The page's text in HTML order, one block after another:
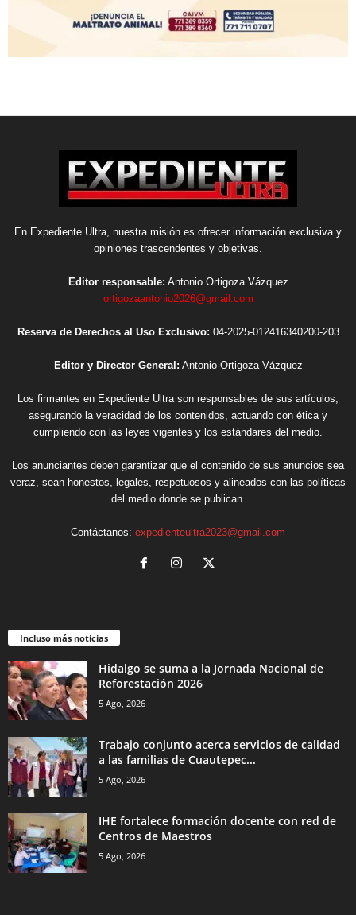
En Expediente Ultra, nuestra misión es ofrecer información exclusiva y
opiniones trascendentes y objetivas.
Editor responsable: Antonio Ortigoza Vázquez
ortigozaantonio2026@gmail.com
Reserva de Derechos al Uso Exclusivo: 04-2025-012416340200-203
Editor y Director General: Antonio Ortigoza Vázquez
Los firmantes en Expediente Ultra son responsables de sus artículos,
asegurando la veracidad de los contenidos, actuando con ética y
cumpliendo con las leyes vigentes y los estándares del medio.
Los anunciantes deben garantizar que el contenido de sus anuncios sea
veraz, sean honestos, legales, respetuosos y alineados con las políticas
del medio donde se publican.
Contáctanos: expedienteultra2023@gmail.com
Incluso más noticias
Hidalgo se suma a la Jornada Nacional de
Reforestación 2026
5 Ago, 2026
Trabajo conjunto acerca servicios de calidad
a las familias de Cuautepec...
5 Ago, 2026
IHE fortalece formación docente con red de
Centros de Maestros
5 Ago, 2026